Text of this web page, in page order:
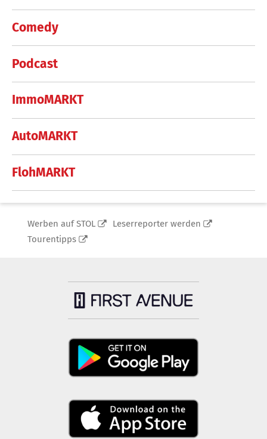
Comedy
Podcast
ImmoMARKT
AutoMARKT
FlohMARKT
Werben auf STOL
Leserreporter werden
Tourentipps